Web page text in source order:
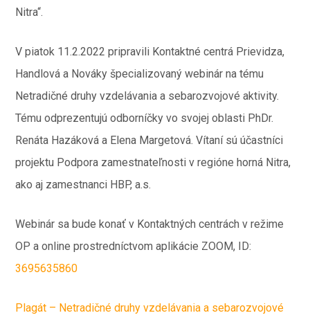
Nitra“.
V piatok 11.2.2022 pripravili Kontaktné centrá Prievidza,
Handlová a Nováky špecializovaný webinár na tému
Netradičné druhy vzdelávania a sebarozvojové aktivity.
Tému odprezentujú odborníčky vo svojej oblasti PhDr.
Renáta Hazáková a Elena Margetová. Vítaní sú účastníci
projektu Podpora zamestnateľnosti v regióne horná Nitra,
ako aj zamestnanci HBP, a.s.
Webinár sa bude konať v Kontaktných centrách v režime
OP a online prostredníctvom aplikácie ZOOM, ID:
3695635860
Plagát – Netradičné druhy vzdelávania a sebarozvojové